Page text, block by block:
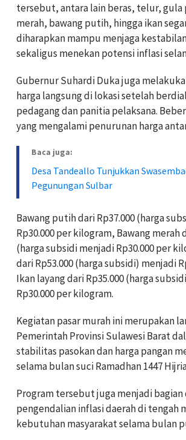
tersebut, antara lain beras, telur, gula
merah, bawang putih, hingga ikan
diharapkan mampu menjaga
sekaligus menekan potensi inflasi
Gubernur Suhardi Duka juga
harga langsung di lokasi setelah
pedagang dan panitia pelaksana.
yang mengalami penurunan harga
Baca juga:
Desa Tandeallo Tunjukkan
Pegunungan Sulbar
Bawang putih dari Rp37.000 (harga
Rp30.000 per kilogram, Bawang merah
(harga subsidi menjadi Rp30.000 per
dari Rp53.000 (harga subsidi) menjadi
Ikan layang dari Rp35.000 (harga
Rp30.000 per kilogram.
Kegiatan pasar murah ini merupakan
Pemerintah Provinsi Sulawesi Barat
stabilitas pasokan dan harga pangan
selama bulan suci Ramadhan 1447
Program tersebut juga menjadi bagian
pengendalian inflasi daerah di tengah
kebutuhan masyarakat selama bulan